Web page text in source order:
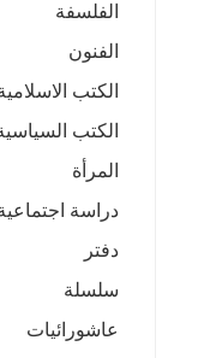
الفلسفة
الفنون
الكتب
الكتب
المرأة
دراسة
دفتر
سلسلة
عاشورائيات